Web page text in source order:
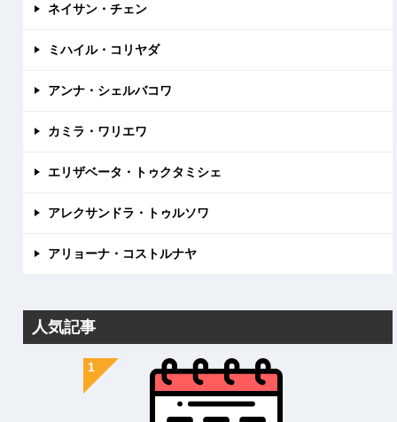
ネイサン・チェン
ミハイル・コリヤダ
アンナ・シェルバコワ
カミラ・ワリエワ
エリザベータ・トゥクタミシェ
アレクサンドラ・トゥルソワ
アリョーナ・コストルナヤ
人気記事